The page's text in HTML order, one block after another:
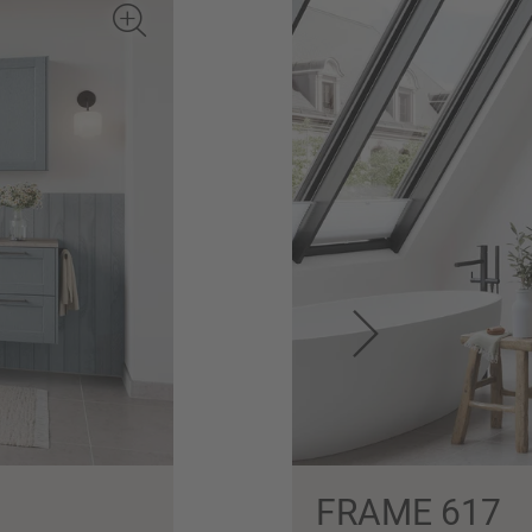
FRAME 617